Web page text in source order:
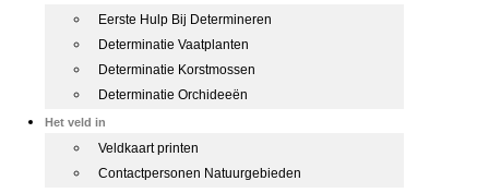
Eerste Hulp Bij Determineren
Determinatie Vaatplanten
Determinatie Korstmossen
Determinatie Orchideeën
Het veld in
Veldkaart printen
Contactpersonen Natuurgebieden